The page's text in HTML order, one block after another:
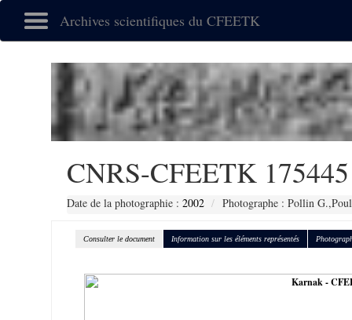
Archives scientifiques du CFEETK
CNRS-CFEETK 175445
Date de la photographie : 2002 Photographe : Pollin
Consulter le document Information sur les éléments représentés